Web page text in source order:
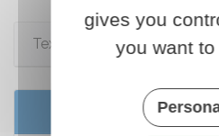
Textes de référence
Services en ligne et
gives you
you want